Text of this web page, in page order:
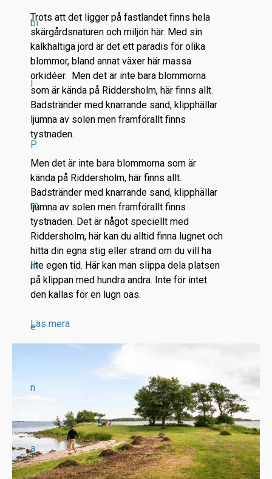
bi
l
P
ro
m
e
n
a
Trots att det ligger på fastlandet finns hela
skärgårdsnaturen och miljön här. Med sin
kalkhaltiga jord är det ett paradis för olika
blommor, bland annat växer här massa
orkidéer. Men det är inte bara blommorna
som är kända på Riddersholm, här finns allt.
Badstränder med knarrande sand, klipphällar
ljumna av solen men framförallt finns
tystnaden.
Men det är inte bara blommorna som är
kända på Riddersholm, här finns allt.
Badstränder med knarrande sand, klipphällar
ljumna av solen men framförallt finns
tystnaden. Det är något speciellt med
Riddersholm, här kan du alltid finna lugnet och
hitta din egna stig eller strand om du vill ha
lite egen tid. Här kan man slippa dela platsen
på klippan med hundra andra. Inte för intet
den kallas för en lugn oas.
Läs mera